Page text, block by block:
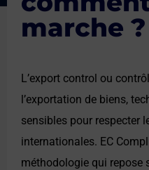
marche ?
L’export control ou
l’exportation de biens,
sensibles pour respecter
internationales. EC
méthodologie qui repose